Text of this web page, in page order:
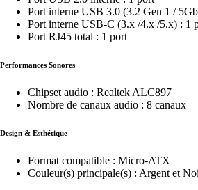
Port interne USB 3.0 (3.2 Gen 1 /
Port interne USB-C (3.x /4.x /5.x) : 1
Port RJ45 total : 1 port
Performances Sonores
Chipset audio : Realtek ALC897
Nombre de canaux audio : 8 canaux
Design & Esthétique
Format compatible : Micro-ATX
Couleur(s) principale(s) : Argent et